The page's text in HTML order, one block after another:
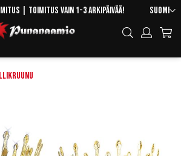
Skip
Content
Kieli
Suomi
| Toimitus vain 1-3 arkipäivää!
Hae